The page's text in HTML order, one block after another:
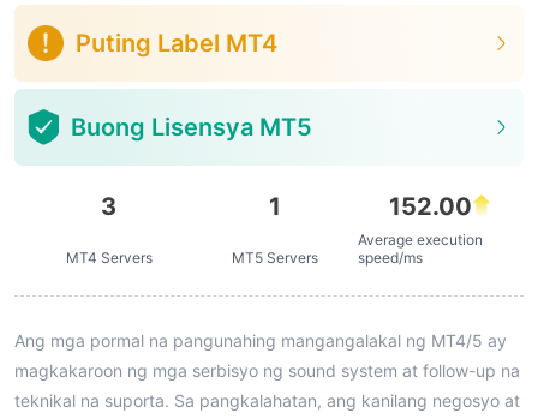
Puting Label MT4
Buong Lisensya MT5
3
MT4 Servers
1
MT5 Servers
152.00
Average execution
speed/ms
Ang mga pormal na pangunahing mangangalakal ng MT4/5 ay
magkakaroon ng mga serbisyo ng sound system at follow-up na
teknikal na suporta. Sa pangkalahatan, ang kanilang negosyo at